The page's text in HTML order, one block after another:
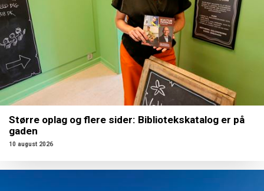
Større oplag og flere sider: Bibliotekskatalog er på
gaden
10 august 2026